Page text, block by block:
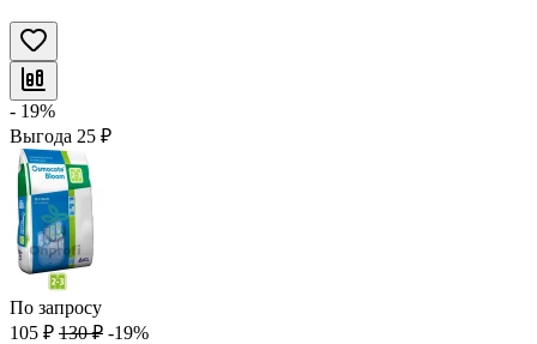
- 19%
Выгода 25 ₽
По запросу
105 ₽ 130 ₽ -19%